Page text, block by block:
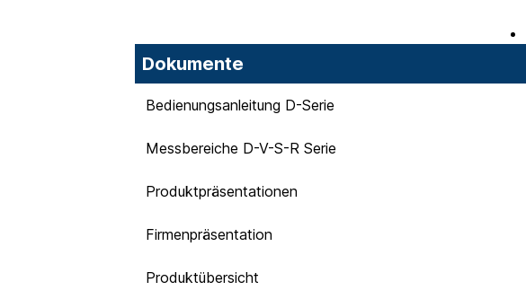
Dokumente
Bedienungsanleitung D-Serie
Messbereiche D-V-S-R Serie
Produktpräsentationen
Firmenpräsentation
Produktübersicht